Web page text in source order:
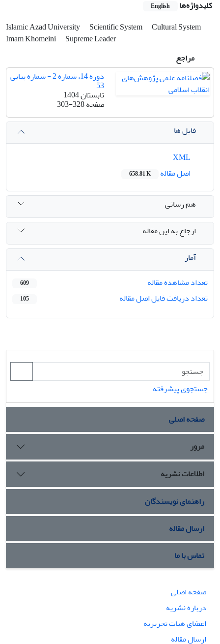
کلیدواژه‌ها English
Islamic Azad University Scientific System
Cultural System
Imam Khomeini
Supreme Leader
مراجع
دوره 14، شماره 2 - شماره پیاپی
53
تابستان 1404
صفحه303-328
فایل ها
اصل مقاله
658.81 K
هم رسانی
ارجاع به این مقاله
آمار
تعداد مشاهده مقاله
609
تعداد دریافت فایل اصل مقاله 105
جستجوی پیشرفته
صفحه اصلی
مرور
اطلاعات نشریه
راهنمای نویسندگان
ارسال مقاله
تماس با ما
صفحه اصلی
درباره نشریه
اعضای هیات تحریریه
ارسال مقاله